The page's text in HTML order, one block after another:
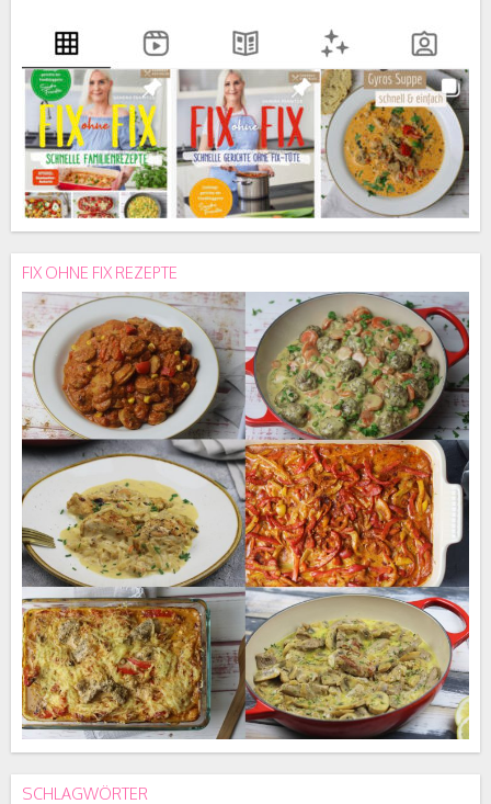
FIX OHNE FIX REZEPTE
SCHLAGWÖRTER